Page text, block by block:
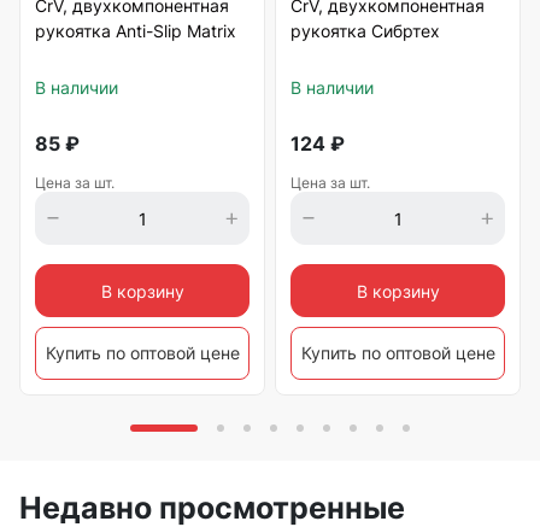
CrV, двухкомпонентная
рукоятка Anti-Slip Matrix
В наличии
85 ₽
Цена за шт.
В корзину
Купить по оптовой цене
CrV, двухкомпонентная
рукоятка Сибртех
В наличии
124 ₽
Цена за шт.
В корзину
Купить по оптовой цене
Недавно просмотренные